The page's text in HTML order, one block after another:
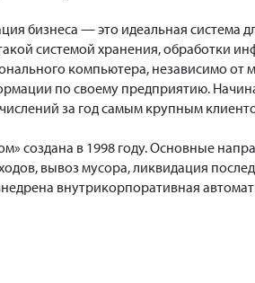
бизнеса — это идеальная система
системой хранения, обработки
компьютера, независимо
по своему предприятию.
за год самым крупным
создана в 1998 году. Основные
вывоз мусора, ликвидация
внутрикорпоративная